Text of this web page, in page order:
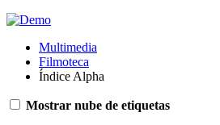
Multimedia
Filmoteca
Índice Alpha
Mostrar nube de etiquetas